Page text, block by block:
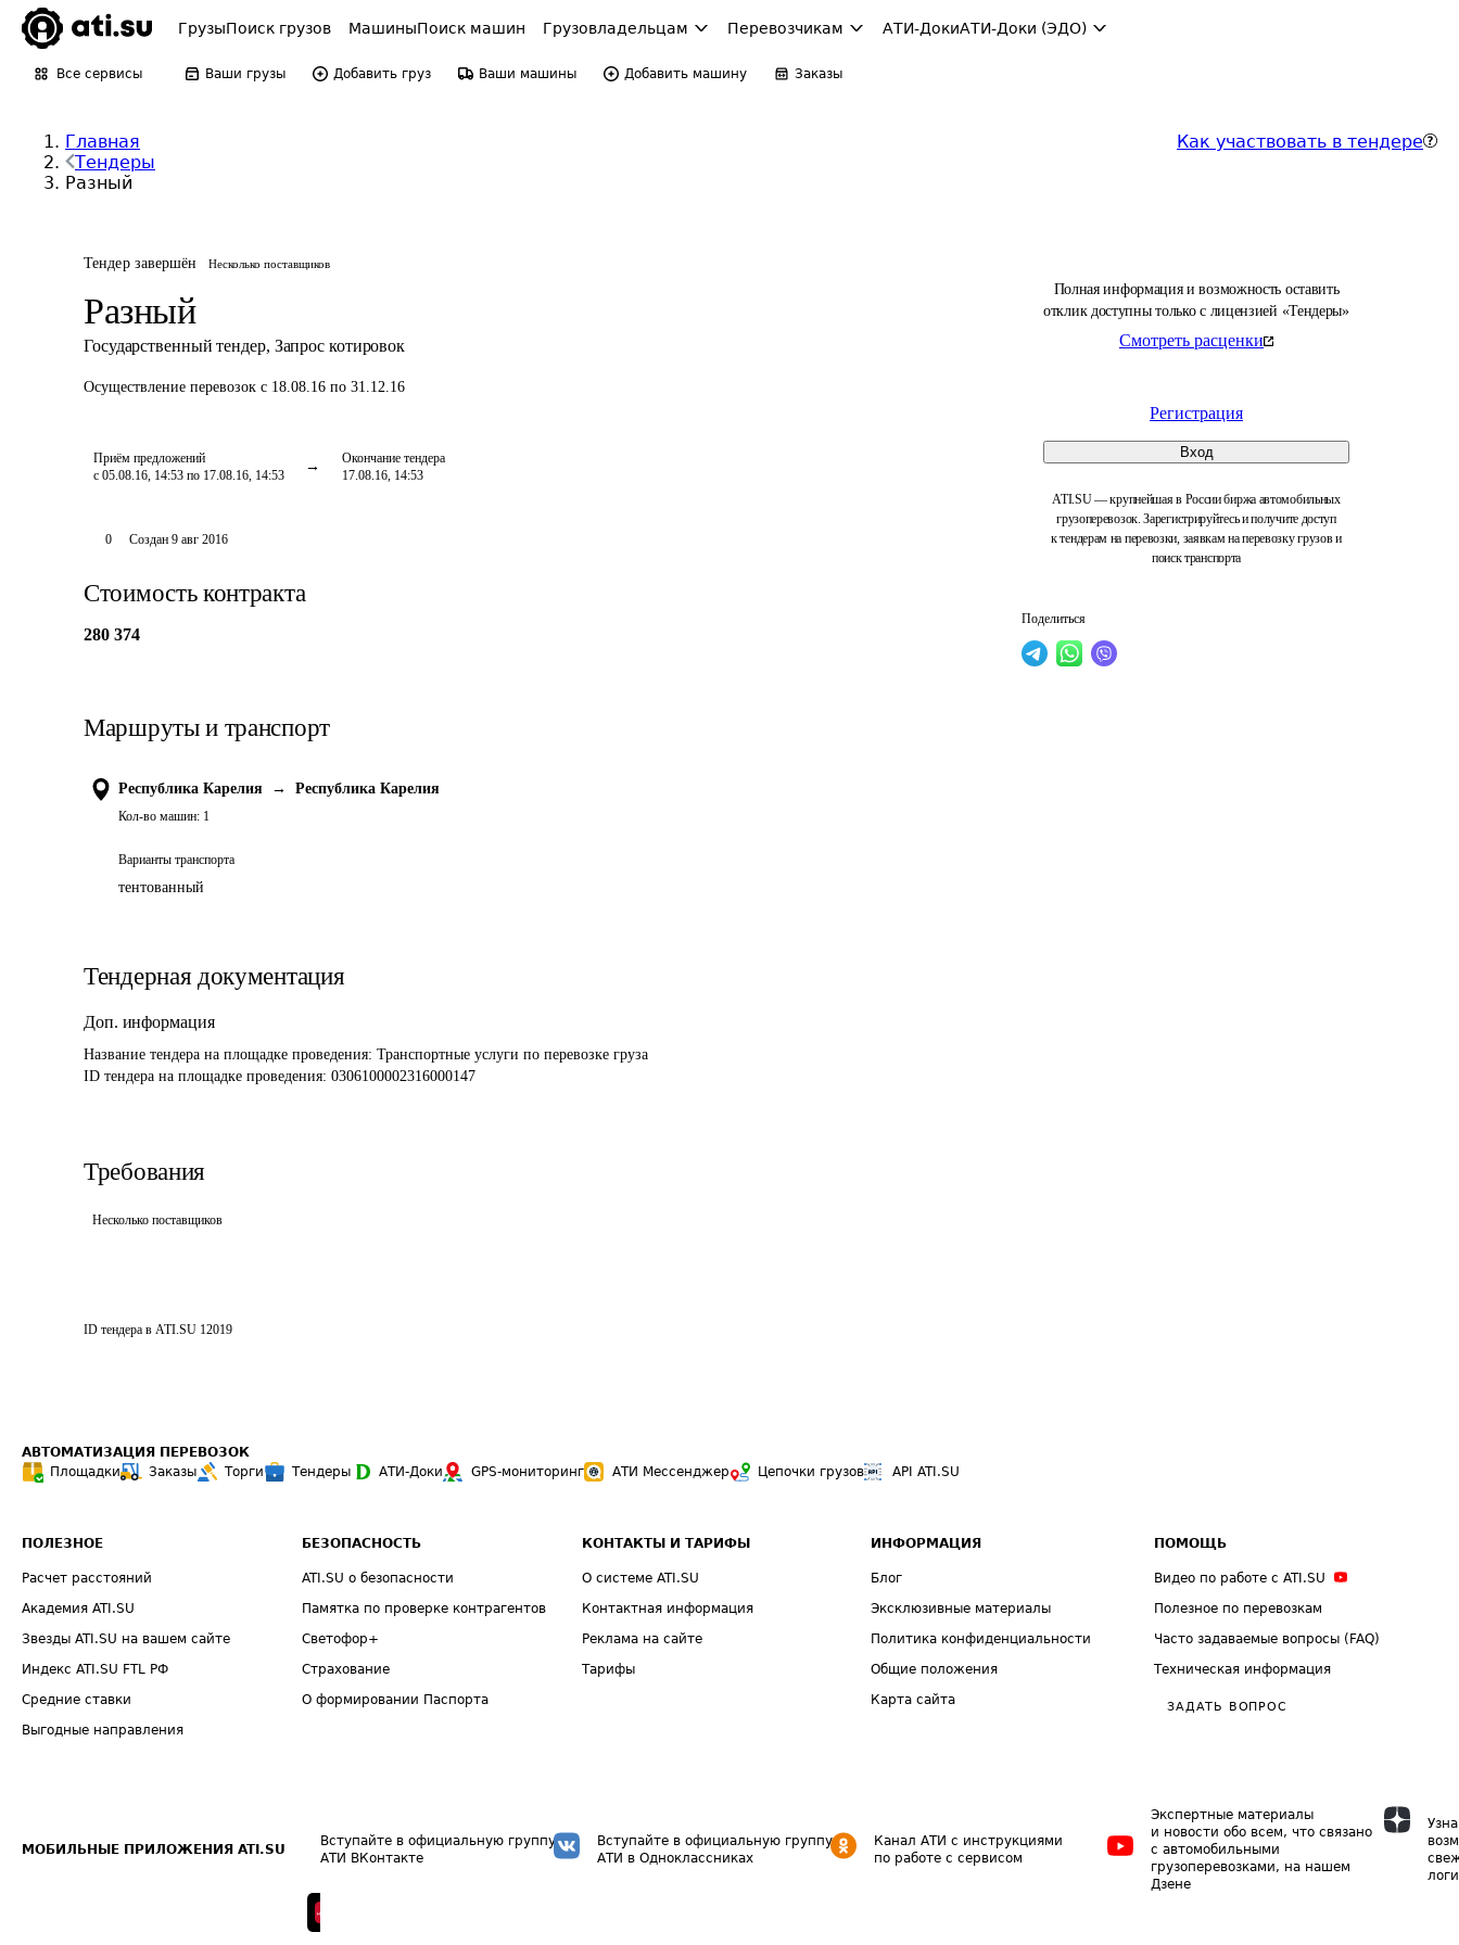
ГрузыПоиск грузов МашиныПоиск машин Грузовладельцам Перевозчикам АТИ-ДокиАТИ-Доки (ЭДО)
Все сервисы Ваши грузы Добавить груз Ваши машины Добавить машину Заказы
Главная
Тендеры
Разный
Как участвовать в тендере
Тендер завершён Несколько поставщиков
Разный
Государственный тендер, Запрос котировок
Осуществление перевозок с 18.08.16 по 31.12.16
Приём предложений
с 05.08.16, 14:53 по 17.08.16, 14:53
Окончание тендера
17.08.16, 14:53
Полная информация и возможность оставить
отклик доступны только с лицензией «Тендеры»
Смотреть расценки
Регистрация
Вход
ATI.SU — крупнейшая в России биржа автомобильных
грузоперевозок. Зарегистрируйтесь и получите доступ
к тендерам на перевозки, заявкам на перевозку грузов и
поиск транспорта
Поделиться
0 Создан 9 авг 2016
Стоимость контракта
280 374
Маршруты и транспорт
Республика Карелия → Республика Карелия
Кол-во машин: 1
Варианты транспорта
тентованный
Тендерная документация
Доп. информация
Название тендера на площадке проведения: Транспортные услуги по перевозке груза
ID тендера на площадке проведения: 0306100002316000147
Требования
Несколько поставщиков
ID тендера в ATI.SU 12019
АВТОМАТИЗАЦИЯ ПЕРЕВОЗОК
Площадки
Заказы Торги Тендеры АТИ-Доки GPS-мониторинг АТИ Мессенджер Цепочки грузов API ATI.SU
ПОЛЕЗНОЕ
Расчет расстояний
Академия ATI.SU
Звезды ATI.SU на вашем сайте
Индекс ATI.SU FTL РФ
Средние ставки
Выгодные направления
БЕЗОПАСНОСТЬ
ATI.SU о безопасности
Памятка по проверке контрагентов
Светофор+
Страхование
О формировании Паспорта
КОНТАКТЫ И ТАРИФЫ
О системе ATI.SU
Контактная информация
Реклама на сайте
Тарифы
ИНФОРМАЦИЯ
Блог
Эксклюзивные материалы
Политика конфиденциальности
Общие положения
Карта сайта
ПОМОЩЬ
Видео по работе с ATI.SU
Полезное по перевозкам
Часто задаваемые вопросы (FAQ)
Техническая информация
ЗАДАТЬ ВОПРОС
МОБИЛЬНЫЕ ПРИЛОЖЕНИЯ ATI.SU
Вступайте в официальную группу
АТИ ВКонтакте
Вступайте в официальную группу
АТИ в Одноклассниках
Канал АТИ с инструкциями
по работе с сервисом
Экспертные материалы
и новости обо всем, что связано
с автомобильными
грузоперевозками, на нашем
Дзене